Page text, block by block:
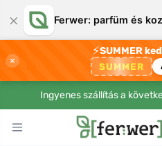
× Ferwer: parfüm és
×
⚡SUMMER
SUMMER
Ingyenes szállítás a